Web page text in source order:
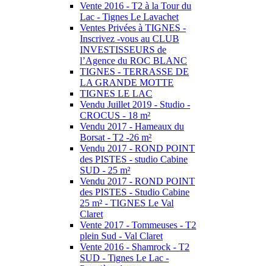
Vente 2016 - T2 à la Tour du
Lac - Tignes Le Lavachet
Ventes Privées à TIGNES -
Inscrivez -vous au CLUB
INVESTISSEURS de
l’Agence du ROC BLANC
TIGNES - TERRASSE DE
LA GRANDE MOTTE
TIGNES LE LAC
Vendu Juillet 2019 - Studio -
CROCUS - 18 m²
Vendu 2017 - Hameaux du
Borsat - T2 -26 m²
Vendu 2017 - ROND POINT
des PISTES - studio Cabine
SUD - 25 m²
Vendu 2017 - ROND POINT
des PISTES - Studio Cabine
25 m² - TIGNES Le Val
Claret
Vente 2017 - Tommeuses - T2
plein Sud - Val Claret
Vente 2016 - Shamrock - T2
SUD - Tignes Le Lac -